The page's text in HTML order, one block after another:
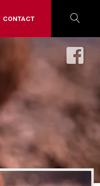
CONTACT